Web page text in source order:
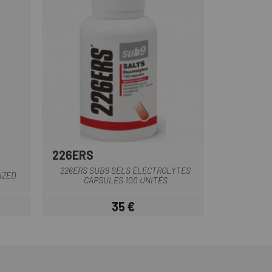
226ERS
226ERS SUB9 SELS ÉLECTROLYTES
CAPSULES 100 UNITÉS
Prix
35 €